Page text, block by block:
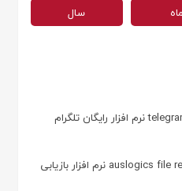
ماه سال
دانلود telegram Desktop 6.5.1 نرم افزار رایگان تلگرام
دانلود auslogics file recovery Pro 12.1.1 نرم افزار بازیابی